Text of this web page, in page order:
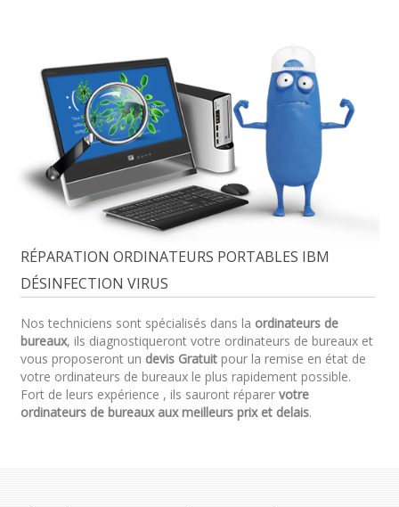
RÉPARATION ORDINATEURS PORTABLES IBM
DÉSINFECTION VIRUS
Nos techniciens sont spécialisés dans la ordinateurs de
bureaux, ils diagnostiqueront votre ordinateurs de bureaux et
vous proposeront un devis Gratuitpour la remise en état de
votre ordinateurs de bureaux le plus rapidement possible.
Fort de leurs expérience , ils sauront réparer votre
ordinateurs de bureaux aux meilleurs prix et delais.